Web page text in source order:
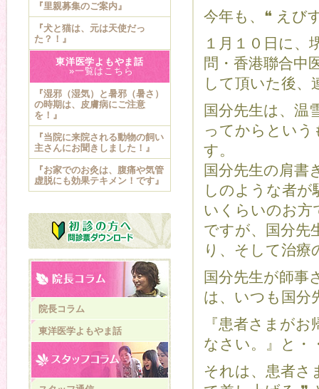
今年も、❝ えび
１月１０日に、
問・香港聯合中
して頂いた後、
国分先生は、温
ってからという
す。
国分先生の肩書
しのような者
いくらいのお方
ですが、国分先
り、そして治療
国分先生が師事
は、いつも国分
『患者さまが
なさい。』と・
それは、患者さ
『里親募集のご案内』
『犬と猫は、元は天使だっ
た？！』
東洋医学よもやま話
»一覧はこちら
『湿邪（湿気）と暑邪（暑さ）
の時期は、皮膚病にご注意
を！』
『当院に来院される動物の飼い
主さんにお聞きしました！』
『お家でのお灸は、腹痛や気管
虚脱にも効果テキメン！です』
院長コラム
東洋医学よもやま話